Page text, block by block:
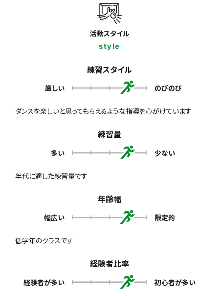
活動スタイル
style
練習スタイル
厳しい のびのび
ダンスを楽しいと思ってもらえるような指導を心がけています
練習量
多い 少ない
年代に適した練習量です
年齢幅
幅広い 限定的
低学年のクラスです
経験者比率
経験者が多い 初心者が多い